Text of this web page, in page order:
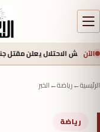
الآن
يعلن مقتل جنديين وإصابة 4 بجروح خطرة في جنوب
الرئيسية←رياضة←الخبر
رياضة